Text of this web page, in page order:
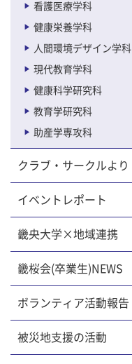
看護医療学科
健康栄養学科
人間環境デザイン学科
現代教育学科
健康科学研究科
教育学研究科
助産学専攻科
クラブ・サークルより
イベントレポート
畿央大学×地域連携
畿桜会(卒業生)NEWS
ボランティア活動報告
被災地支援の活動